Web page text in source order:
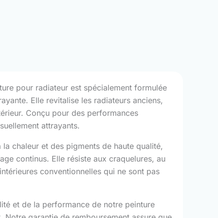
pour radiateur est spécialement formulée
Elle revitalise les radiateurs anciens,
Conçu pour des performances
attrayants.
chaleur et des pigments de haute qualité,
continus. Elle résiste aux craquelures, au
conventionnelles qui ne sont pas
et de la performance de notre peinture